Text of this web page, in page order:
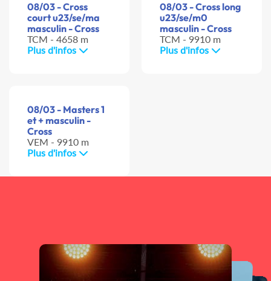
08/03 - Cross
court u23/se/ma
masculin - Cross
TCM - 4658 m
Plus d'infos
08/03 - Cross long
u23/se/m0
masculin - Cross
TCM - 9910 m
Plus d'infos
08/03 - Masters 1
et + masculin -
Cross
VEM - 9910 m
Plus d'infos